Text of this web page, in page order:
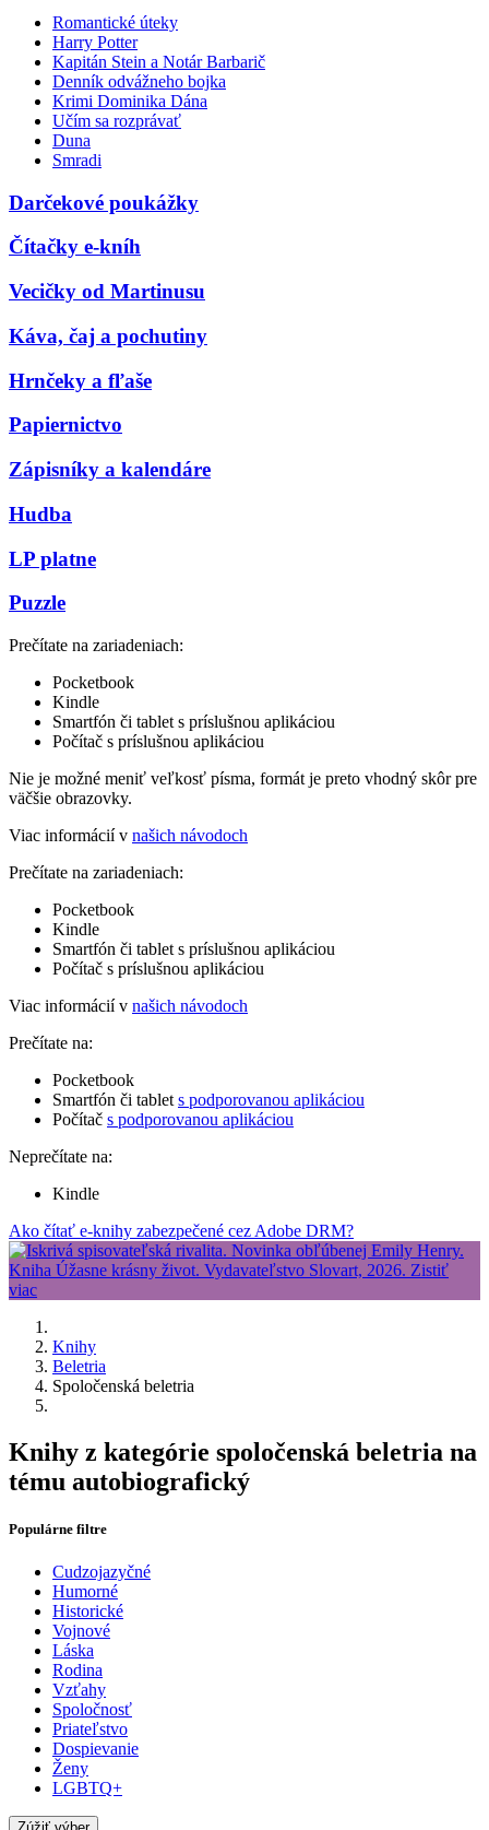
Romantické úteky
Harry Potter
Kapitán Stein a Notár Barbarič
Denník odvážneho bojka
Krimi Dominika Dána
Učím sa rozprávať
Duna
Smradi
Darčekové poukážky
Čítačky e-kníh
Vecičky od Martinusu
Káva, čaj a pochutiny
Hrnčeky a fľaše
Papiernictvo
Zápisníky a kalendáre
Hudba
LP platne
Puzzle
Prečítate na zariadeniach:
Pocketbook
Kindle
Smartfón či tablet s príslušnou aplikáciou
Počítač s príslušnou aplikáciou
Nie je možné meniť veľkosť písma, formát je preto vhodný skôr pre
väčšie obrazovky.
Viac informácií v našich návodoch
Prečítate na zariadeniach:
Pocketbook
Kindle
Smartfón či tablet s príslušnou aplikáciou
Počítač s príslušnou aplikáciou
Viac informácií v našich návodoch
Prečítate na:
Pocketbook
Smartfón či tablet s podporovanou aplikáciou
Počítač s podporovanou aplikáciou
Neprečítate na:
Kindle
Ako čítať e-knihy zabezpečené cez Adobe DRM?
Knihy
Beletria
Spoločenská beletria
Knihy z kategórie spoločenská beletria na
tému autobiografický
Populárne filtre
Cudzojazyčné
Humorné
Historické
Vojnové
Láska
Rodina
Vzťahy
Spoločnosť
Priateľstvo
Dospievanie
Ženy
LGBTQ+